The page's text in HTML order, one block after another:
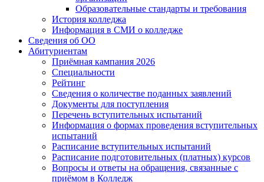
Образовательные стандарты и требования
История колледжа
Информация в СМИ о колледже
Сведения об ОО
Абитуриентам
Приёмная кампания 2026
Специальности
Рейтинг
Сведения о количестве поданных заявлений
Документы для поступления
Перечень вступительных испытаний
Информация о формах проведения вступительных
испытаний
Расписание вступительных испытаний
Расписание подготовительных (платных) курсов
Вопросы и ответы на обращения, связанные с
приёмом в Колледж